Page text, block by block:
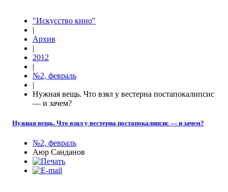
"Искусство кино"
|
Архив
|
2012
|
№2, февраль
|
Нужная вещь. Что взял у вестерна постапокалипсис
— и зачем?
Нужная вещь. Что взял у вестерна постапокалипсис — и зачем?
№2, февраль
Аюр Санданов